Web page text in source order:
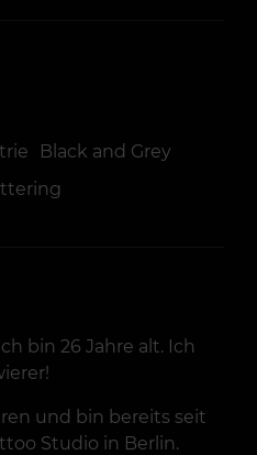
Black and Grey
bin 26 Jahre alt. Ich
und bin bereits seit
Studio in Berlin.